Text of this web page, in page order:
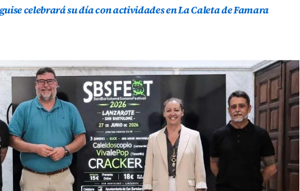
celebrará su día con actividades en La Caleta de Famara